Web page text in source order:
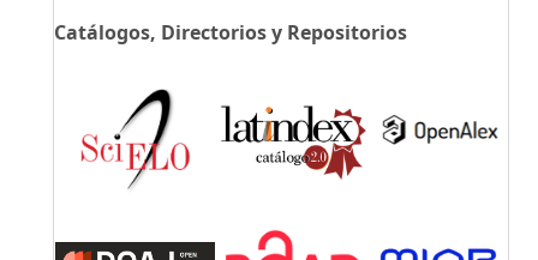
Catálogos, Directorios y Repositorios